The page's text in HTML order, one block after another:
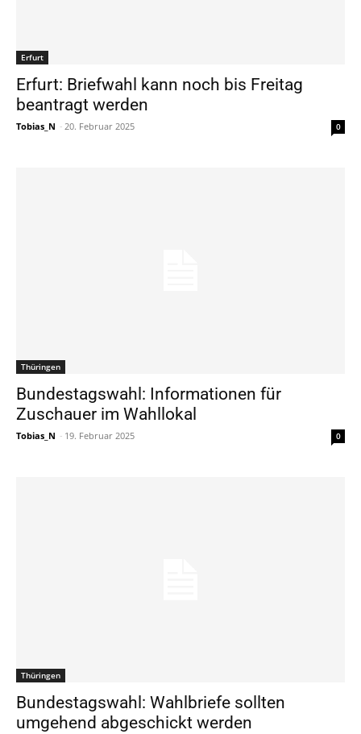
Erfurt
Erfurt: Briefwahl kann noch bis Freitag
beantragt werden
Tobias_N - 20. Februar 2025 0
Thüringen
Bundestagswahl: Informationen für
Zuschauer im Wahllokal
Tobias_N - 19. Februar 2025 0
Thüringen
Bundestagswahl: Wahlbriefe sollten
umgehend abgeschickt werden